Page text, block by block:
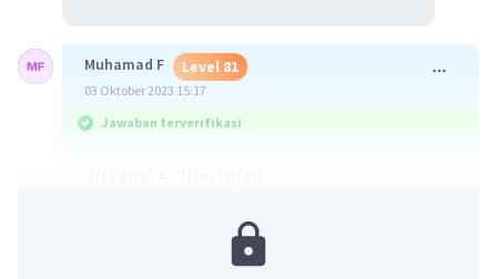
Muhamad F Level 81
03 Oktober 2023 15:17
Jawaban terverifikasi
= √(x²-6x+9) = √(x-3)² = x-3